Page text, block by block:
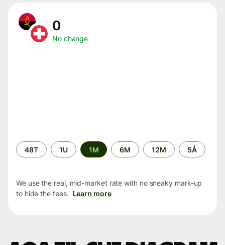
0
No change
Time
period
48T 1U 1M 6M 12M 5Å
We use the real, mid-market rate with no sneaky mark-up
to hide the fees. Learn more